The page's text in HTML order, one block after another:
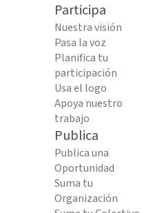
Participa
Nuestra visión
Pasa la voz
Planifica tu
participación
Usa el logo
Apoya nuestro
trabajo
Publica
Publica una
Oportunidad
Suma tu
Organización